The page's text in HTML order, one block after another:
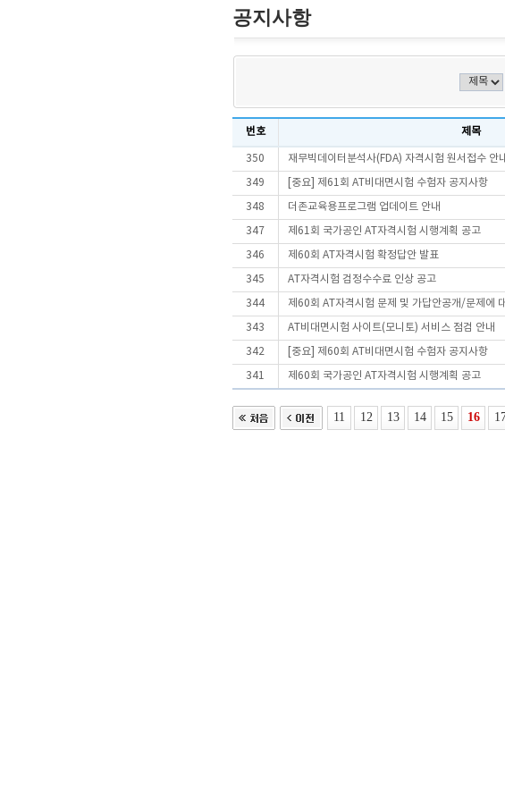
공지사항
번호 제목
350 재무빅데이터분석사(FDA) 자격시험 원서접수 안
349 [중요] 제61회 AT비대면시험 수험자 공지사항
348 더존교육용프로그램 업데이트 안내
347 제61회 국가공인 AT자격시험 시행계획 공고
346 제60회 AT자격시험 확정답안 발표
345 AT자격시험 검정수수료 인상 공고
344 제60회 AT자격시험 문제 및 가답안공개/문제에
343 AT비대면시험 사이트(모니토) 서비스 점검 안내
342 [중요] 제60회 AT비대면시험 수험자 공지사항
341 제60회 국가공인 AT자격시험 시행계획 공고
11 12 13 14 15 16